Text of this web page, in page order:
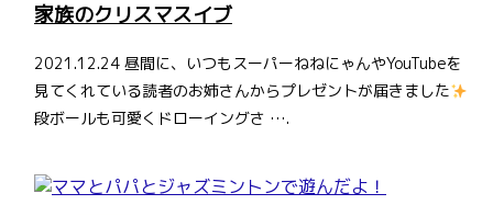
家族のクリスマスイブ
2021.12.24 昼間に、いつもスーパーねねにゃんやYouTubeを
見てくれている読者のお姉さんからプレゼントが届きました
段ボールも可愛くドローイングさ ….